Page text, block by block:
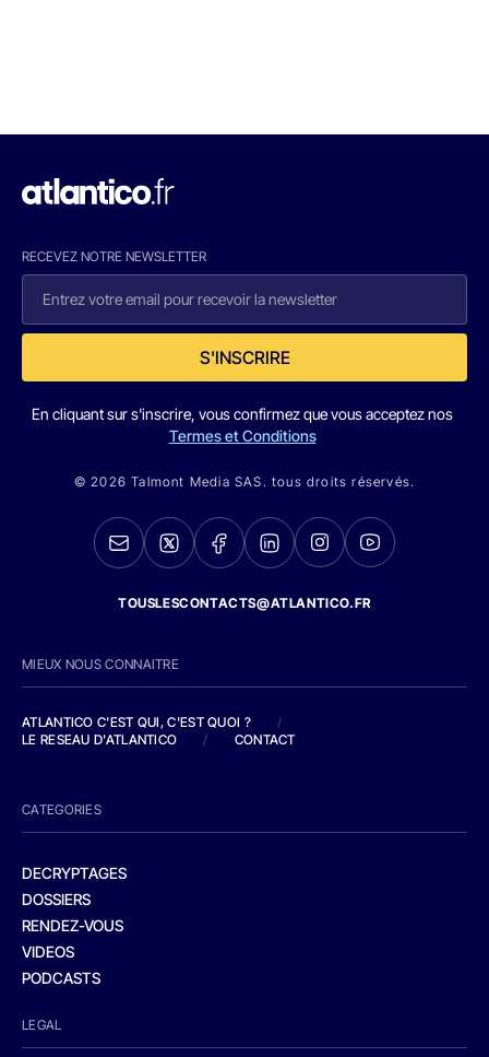
RECEVEZ NOTRE NEWSLETTER
S'INSCRIRE
En cliquant sur s'inscrire, vous confirmez que vous acceptez nos
Termes et Conditions
© 2026 Talmont Media SAS. tous droits réservés.
TOUSLESCONTACTS@ATLANTICO.FR
MIEUX NOUS CONNAITRE
ATLANTICO C'EST QUI, C'EST QUOI ?
/
LE RESEAU D'ATLANTICO
/ CONTACT
CATEGORIES
DECRYPTAGES
DOSSIERS
RENDEZ-VOUS
VIDEOS
PODCASTS
LEGAL